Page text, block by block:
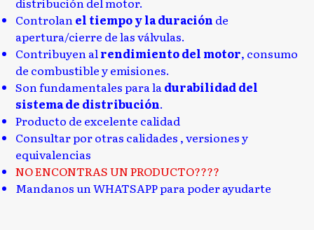
Controlanel tiempo y la duración de
apertura/cierre de las válvulas.
Contribuyen alrendimiento del motor, consumo
de combustible y emisiones.
Son fundamentales para ladurabilidad del
sistema de distribución.
Producto de excelente calidad
Consultar por otras calidades , versiones y
equivalencias
NO ENCONTRAS UN PRODUCTO????
Mandanos un WHATSAPP para poder ayudarte